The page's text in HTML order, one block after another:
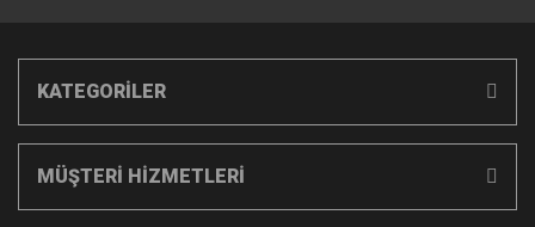
KATEGORİLER
MÜŞTERİ HİZMETLERİ